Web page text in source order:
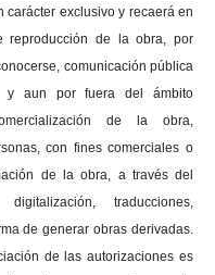
carácter exclusivo y recaerá en
reproducción de la obra, por
comunicación pública
aun por fuera del ámbito
de la obra,
con fines comerciales o
de la obra, a través del
traducciones,
de generar obras derivadas.
de las autorizaciones es